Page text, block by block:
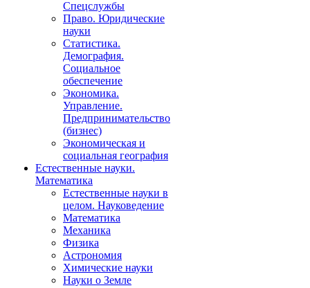
Спецслужбы
Право. Юридические
науки
Статистика.
Демография.
Социальное
обеспечение
Экономика.
Управление.
Предпринимательство
(бизнес)
Экономическая и
социальная география
Естественные науки.
Математика
Естественные науки в
целом. Науковедение
Математика
Механика
Физика
Астрономия
Химические науки
Науки о Земле